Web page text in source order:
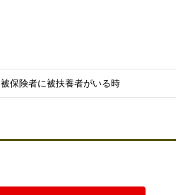
被保険者に被扶養者がいる時